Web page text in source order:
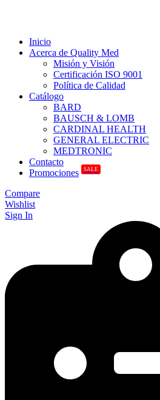
Inicio
Acerca de Quality Med
Misión y Visión
Certificación ISO 9001
Política de Calidad
Catálogo
BARD
BAUSCH & LOMB
CARDINAL HEALTH
GENERAL ELECTRIC
MEDTRONIC
Contacto
Promociones
SALE
Compare
Wishlist
Sign In